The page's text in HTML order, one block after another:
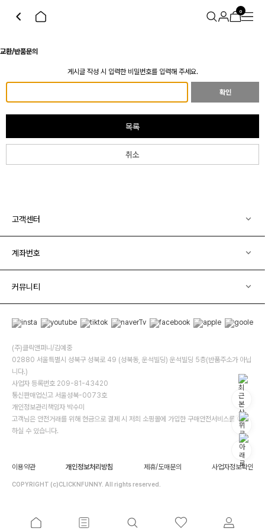
0
교환/반품문의
게시글 작성 시 입력한 비밀번호를 입력해 주세요.
확인
목록
취소
고객센터
계좌번호
커뮤니티
(주)클릭앤퍼니/김예중
02880 서울특별시 성북구 성북로 49 (성북동, 운석빌딩) 운석빌딩 5층(반품주소가 아닙
니다.)
사업자 등록번호 209-81-43420
통신판매업신고 서울성북-0073호
개인정보관리책임자 박수미
고객님은 안전거래를 위해 현금으로 결제 시 저희 소핑몰에 가입한 구매안전서비스를 이용
하실 수 있습니다.
이용약관 개인정보처리방침 제휴/도매문의 사업자정보확인
COPYRIGHT (c)CLICKNFUNNY. All rights reserved.